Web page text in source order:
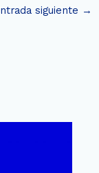
siguiente →